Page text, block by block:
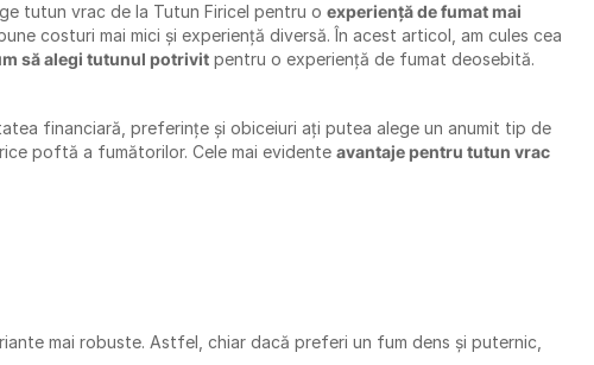
tutun vrac de la Tutun Firicel pentru o experiență de fumat mai
costuri mai mici și experiență diversă. În acest articol, am cules cea
să alegi tutunul potrivit pentru o experiență de fumat deosebită.
financiară, preferințe și obiceiuri ați putea alege un anumit tip de
poftă a fumătorilor. Cele mai evidente avantaje pentru tutun vrac
mai robuste. Astfel, chiar dacă preferi un fum dens și puternic,